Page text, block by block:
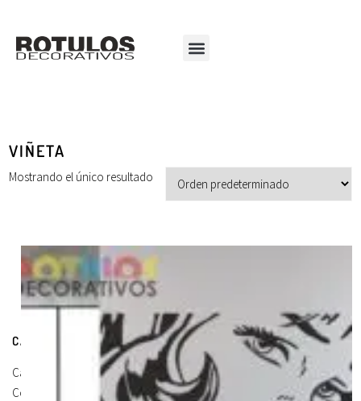
VIÑETA
Mostrando el único resultado
CATEGORÍAS DE PRODUCTOS
Carteles Para Puertas (3)
Cocina